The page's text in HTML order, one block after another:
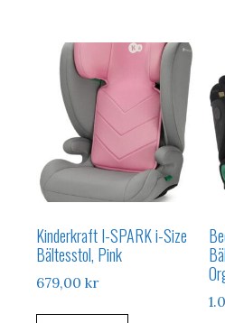
Kinderkraft I-SPARK i-Size
Bältesstol, Pink
679,00 kr